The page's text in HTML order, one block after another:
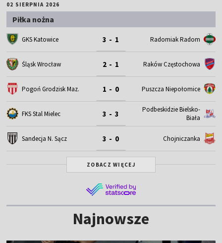
02 SIERPNIA 2026
Piłka nożna
GKS Katowice 3 - 1 Radomiak Radom
Śląsk Wrocław 2 - 1 Raków Częstochowa
Pogoń Grodzisk Maz. 1 - 0 Puszcza Niepołomice
FKS Stal Mielec 3 - 3
Podbeskidzie Bielsko-
Biała
Sandecja N. Sącz 3 - 0 Chojniczanka
ZOBACZ WIĘCEJ
Najnowsze